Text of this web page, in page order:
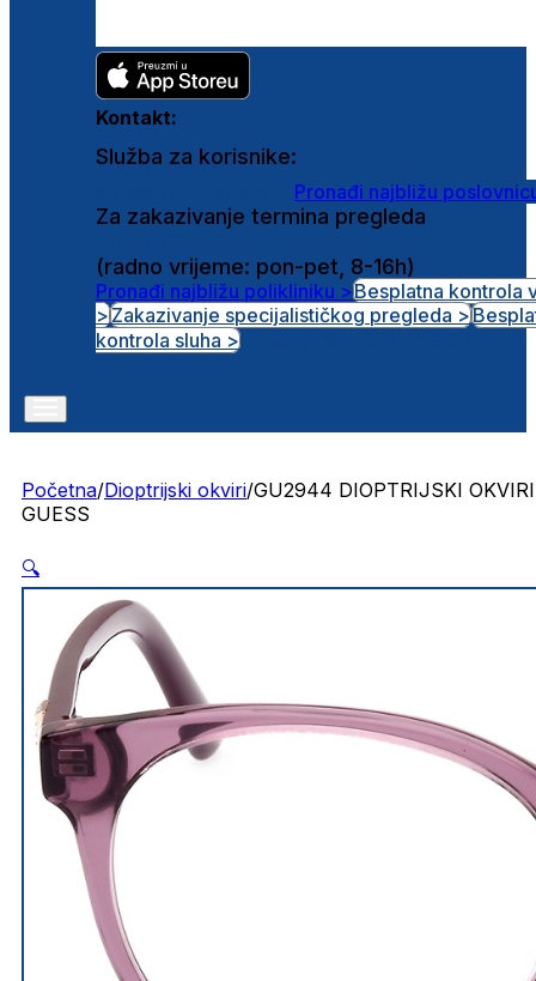
Kontakt:
Služba za korisnike:
Pronađi najbližu
Za zakazivanje termina pregleda
(radno vrijeme: pon-pet, 8-16h)
Pronađi najbližu polikliniku >Besplatna kontrola
>Zakazivanje specijalističkog pregleda >
kontrola sluha >
Početna/Dioptrijski okviri/GU2944 DIOPTRIJSKI OKVIRI
GUESS
🔍